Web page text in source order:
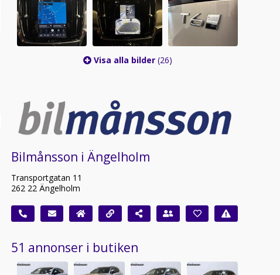
Visa alla bilder (26)
Bilmånsson i Ängelholm
Transportgatan 11
262 22 Ängelholm
51 annonser i butiken